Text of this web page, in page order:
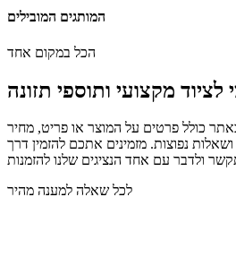
המותגים המובילים
הכל במקום אחד
מקצועי ותוספי תזונה
כולל פרטים על המוצר או פריט, מחיר
נפוצות. מזמינים אתכם להזמין דרך
ולדבר עם אחד הנציגים שלנו להזמנות
לכל שאלה למענה מהיר